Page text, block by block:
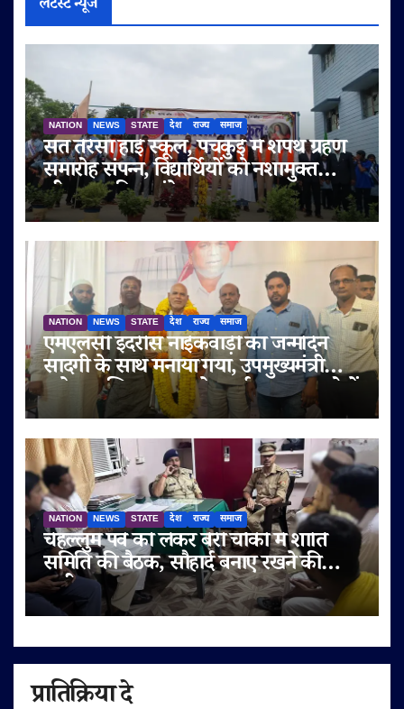
लेटेस्ट न्यूज
NATION NEWS STATE देश राज्य समाज
संत तेरेसा हाई स्कूल, पंचकुई में शपथ ग्रहण
समारोह संपन्न, विद्यार्थियों को नशामुक्त
जीवन का दिया संदेश
NATION NEWS STATE देश राज्य समाज
एमएलसी इदरीस नाईकवाड़ी का जन्मदिन
सादगी के साथ मनाया गया, उपमुख्यमंत्री
सुनेत्रा अजित पवार समेत कई गणमान्य लोगों
ने दी शुभकामनाएं
NATION NEWS STATE देश राज्य समाज
चेहल्लुम पर्व को लेकर बेरी चौकी में शांति
समिति की बैठक, सौहार्द बनाए रखने की
अपील
प्रातिक्रिया दे